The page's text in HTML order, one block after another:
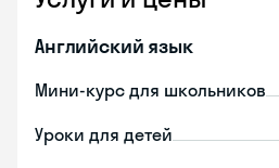
Английский язык
Мини-курс для школьников
Уроки для детей